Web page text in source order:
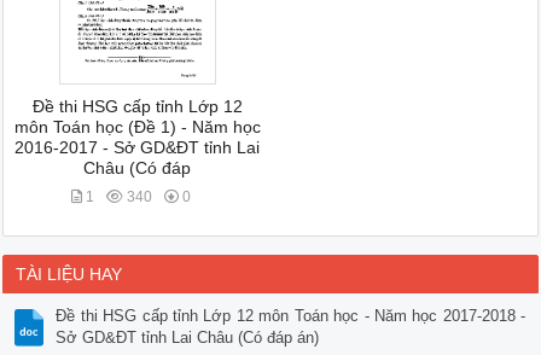
Đề thi HSG cấp tỉnh Lớp 12
môn Toán học (Đề 1) - Năm học
2016-2017 - Sở GD&ĐT tỉnh Lai
Châu (Có đáp
1 340 0
TÀI LIỆU HAY
Đề thi HSG cấp tỉnh Lớp 12 môn Toán học - Năm học 2017-2018 -
Sở GD&ĐT tỉnh Lai Châu (Có đáp án)